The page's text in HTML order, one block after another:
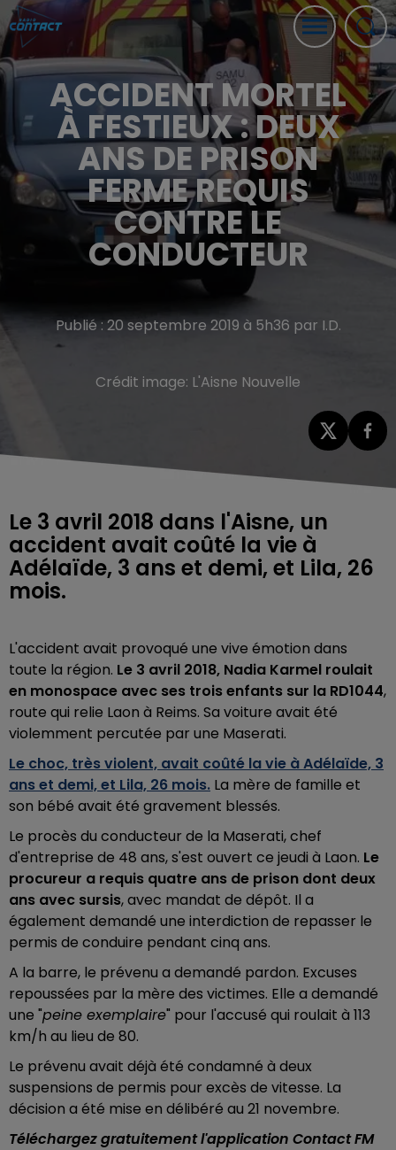
ACCIDENT MORTEL
À FESTIEUX : DEUX
ANS DE PRISON
FERME REQUIS
CONTRE LE
CONDUCTEUR
Publié : 20 septembre 2019 à 5h36 par I.D.
Crédit image: L'Aisne Nouvelle
Le 3 avril 2018 dans l'Aisne, un
accident avait coûté la vie à
Adélaïde, 3 ans et demi, et Lila, 26
mois.
L'accident avait provoqué une vive émotion dans
toute la région. Le 3 avril 2018, Nadia Karmel roulait
en monospace avec ses trois enfants sur la RD1044,
route qui relie Laon à Reims. Sa voiture avait été
violemment percutée par une Maserati.
Le choc, très violent, avait coûté la vie à Adélaïde, 3
ans et demi, et Lila, 26 mois. La mère de famille et
son bébé avait été gravement blessés.
Le procès du conducteur de la Maserati, chef
d'entreprise de 48 ans, s'est ouvert ce jeudi à Laon. Le
procureur a requis quatre ans de prison dont deux
ans avec sursis, avec mandat de dépôt. Il a
également demandé une interdiction de repasser le
permis de conduire pendant cinq ans.
A la barre, le prévenu a demandé pardon. Excuses
repoussées par la mère des victimes. Elle a demandé
une "peine exemplaire" pour l'accusé qui roulait à 113
km/h au lieu de 80.
Le prévenu avait déjà été condamné à deux
suspensions de permis pour excès de vitesse. La
décision a été mise en délibéré au 21 novembre.
Téléchargez gratuitement l'application Contact FM